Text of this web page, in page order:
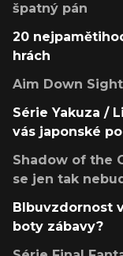
špatný pán
20
hrách
Aim Down
Série Yakuza /
vás japonské
Shadow of the
se jen tak
Blbuvzdornost
boty zábavy?